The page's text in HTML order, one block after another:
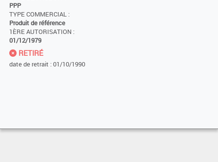
PPP
TYPE COMMERCIAL :
Produit de référence
1ÈRE AUTORISATION :
01/12/1979
RETIRÉ
date de retrait : 01/10/1990